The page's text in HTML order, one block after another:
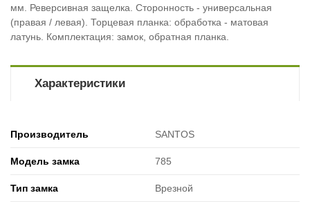
мм. Реверсивная защелка. Сторонность - универсальная
(правая / левая). Торцевая планка: обработка - матовая
латунь. Комплектация: замок, обратная планка.
Характеристики
Производитель SANTOS
Модель замка 785
Тип замка Врезной